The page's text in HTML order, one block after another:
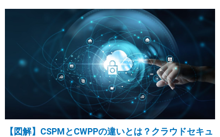
【図解】CSPMとCWPPの違いとは？クラウドセキュ